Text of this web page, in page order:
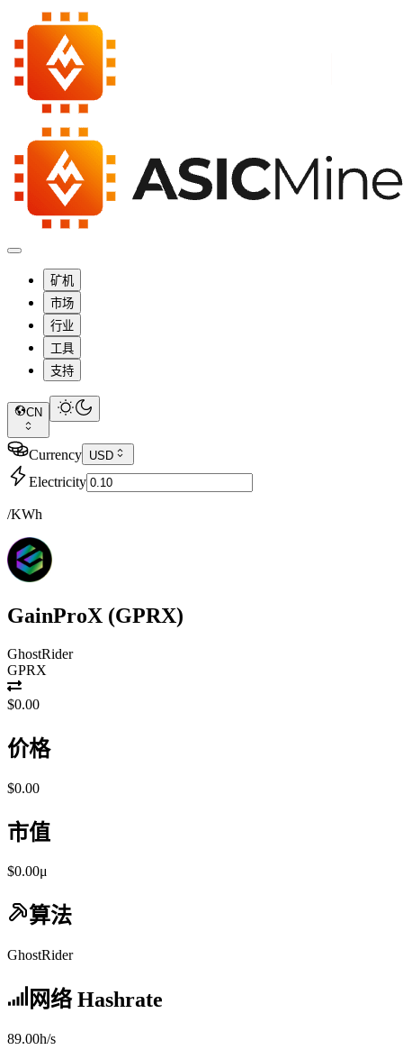
矿机
市场
行业
工具
支持
CN
Currency USD
Electricity
/KWh
GainProX (GPRX)
GhostRider
GPRX
$0.00
价格
$0.00
市值
$0.00μ
算法
GhostRider
网络 Hashrate
89.00h/s